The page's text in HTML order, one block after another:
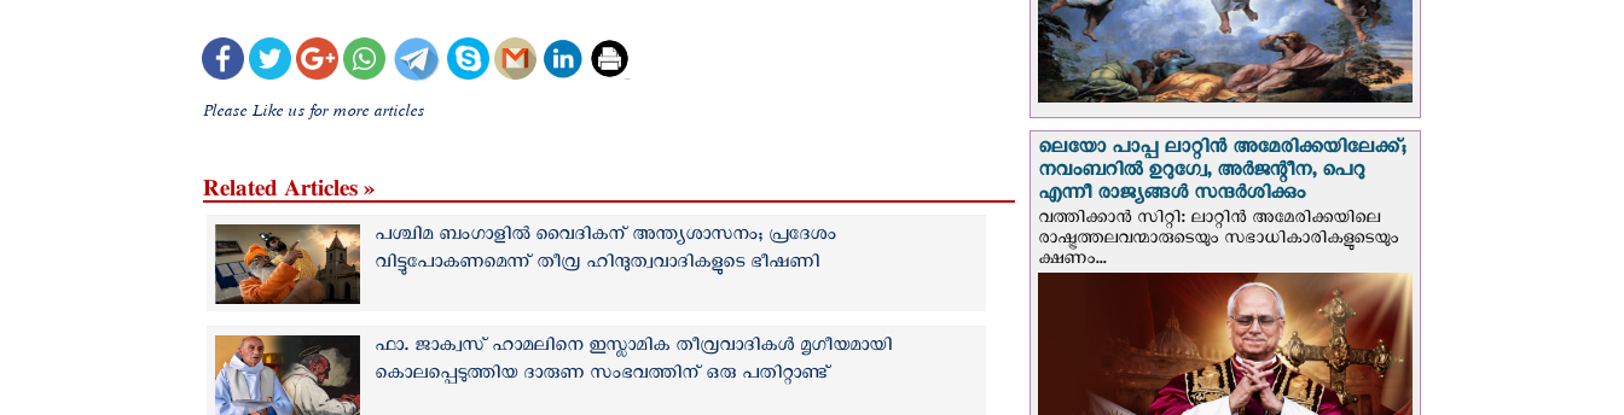
Please Like us for more articles
Related Articles »
പശ്ചിമ ബംഗാളിൽ വൈദികന് അന്ത്യശാസനം; പ്രദേശം
വിട്ടുപോകണമെന്ന് തീവ്ര ഹിന്ദുത്വവാദികളുടെ ഭീഷണി
ഫാ. ജാക്വസ് ഹാമലിനെ ഇസ്ലാമിക തീവ്രവാദികള്‍ മൃഗീയമായി
കൊലപ്പെടുത്തിയ ദാരുണ സംഭവത്തിന് ഒരു പതിറ്റാണ്ട്
ലെയോ പാപ്പ ലാറ്റിൻ അമേരിക്കയിലേക്ക്;
നവംബറില്‍ ഉറുഗ്വേ, അർജന്റീന, പെറു
എന്നീ രാജ്യങ്ങള്‍ സന്ദര്‍ശിക്കും
വത്തിക്കാന്‍ സിറ്റി: ലാറ്റിന്‍ അമേരിക്കയിലെ
രാഷ്ട്രത്തലവന്മാരുടെയും സഭാധികാരികളുടെയും
ക്ഷണം...